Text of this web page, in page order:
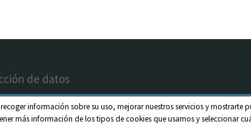
información sobre su uso, mejorar nuestros servicios y
más información de los tipos de cookies que usamos y seleccionar
de datos